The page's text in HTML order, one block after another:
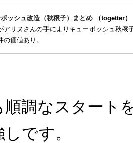
ッシュ改造（秋穣子）まとめ （togetter）
アリヌさんの手によりキューポッシュ秋穣
価値あり。
調なスタート
です。